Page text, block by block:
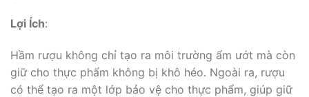
Lợi Ích:
Hầm rượu không chỉ tạo ra môi trường ẩm ướt mà còn
giữ cho thực phẩm không bị khô héo. Ngoài ra, rượu
có thể tạo ra một lớp bảo vệ cho thực phẩm, giúp giữ